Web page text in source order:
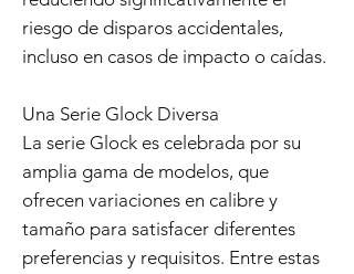
riesgo de disparos accidentales,
incluso en casos de impacto o caídas.
Una Serie Glock Diversa
La serie Glock es celebrada por su
amplia gama de modelos, que
ofrecen variaciones en calibre y
tamaño para satisfacer diferentes
preferencias y requisitos. Entre estas